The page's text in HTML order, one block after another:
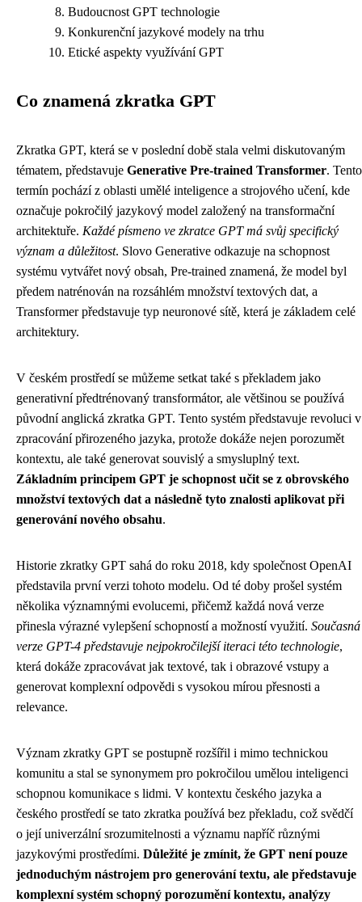
Budoucnost GPT technologie
Konkurenční jazykové modely na trhu
Etické aspekty využívání GPT
Co znamená zkratka GPT
Zkratka GPT, která se v poslední době stala velmi diskutovaným
tématem, představuje Generative Pre-trained Transformer. Tento
termín pochází z oblasti umělé inteligence a strojového učení, kde
označuje pokročilý jazykový model založený na transformační
architektuře. Každé písmeno ve zkratce GPT má svůj specifický
význam a důležitost. Slovo Generative odkazuje na schopnost
systému vytvářet nový obsah, Pre-trained znamená, že model byl
předem natrénován na rozsáhlém množství textových dat, a
Transformer představuje typ neuronové sítě, která je základem celé
architektury.
V českém prostředí se můžeme setkat také s překladem jako
generativní předtrénovaný transformátor, ale většinou se používá
původní anglická zkratka GPT. Tento systém představuje revoluci v
zpracování přirozeného jazyka, protože dokáže nejen porozumět
kontextu, ale také generovat souvislý a smysluplný text.
Základním principem GPT je schopnost učit se z obrovského
množství textových dat a následně tyto znalosti aplikovat při
generování nového obsahu.
Historie zkratky GPT sahá do roku 2018, kdy společnost OpenAI
představila první verzi tohoto modelu. Od té doby prošel systém
několika významnými evolucemi, přičemž každá nová verze
přinesla výrazné vylepšení schopností a možností využití. Současná
verze GPT-4 představuje nejpokročilejší iteraci této technologie,
která dokáže zpracovávat jak textové, tak i obrazové vstupy a
generovat komplexní odpovědi s vysokou mírou přesnosti a
relevance.
Význam zkratky GPT se postupně rozšířil i mimo technickou
komunitu a stal se synonymem pro pokročilou umělou inteligenci
schopnou komunikace s lidmi. V kontextu českého jazyka a
českého prostředí se tato zkratka používá bez překladu, což svědčí
o její univerzální srozumitelnosti a významu napříč různými
jazykovými prostředími. Důležité je zmínit, že GPT není pouze
jednoduchým nástrojem pro generování textu, ale představuje
komplexní systém schopný porozumění kontextu, analýzy